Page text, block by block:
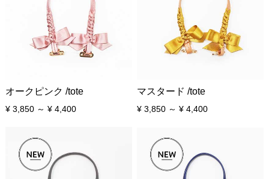
オークピンク /tote
¥ 3,850 ～ ¥ 4,400
マスタード /tote
¥ 3,850 ～ ¥ 4,400